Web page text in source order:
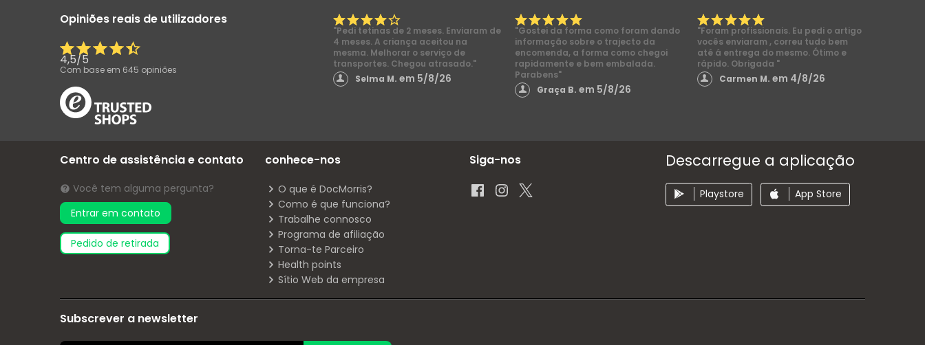
Opiniões reais de utilizadores
4,5/5
Com base em 645 opiniões
"Pedi tetinas de 2 meses. Enviaram de
4 meses. A criança aceitou na
mesma. Melhorar o serviço de
transportes. Chegou atrasado."
Selma M. em 5/8/26
"Gostei da forma como foram dando
informação sobre o trajecto da
encomenda, a forma como chegoi
rapidamente e bem embalada.
Parabens"
Graça B.em 5/8/26
"Foram profissionais. Eu pedi o artigo
vocês enviaram , correu tudo bem
até á entrega do mesmo. Ótimo e
rápido. Obrigada "
Carmen M. em 4/8/26
Centro de assistência e contato
Você tem alguma pergunta?
Entrar em contato
pedido de retirada
conhece-nos
O que é DocMorris?
Como é que funciona?
Trabalhe connosco
Programa de afiliação
Torna-te Parceiro
Health points
Sítio Web da empresa
Siga-nos Descarregue a aplicação
Playstore App Store
Subscrever a newsletter